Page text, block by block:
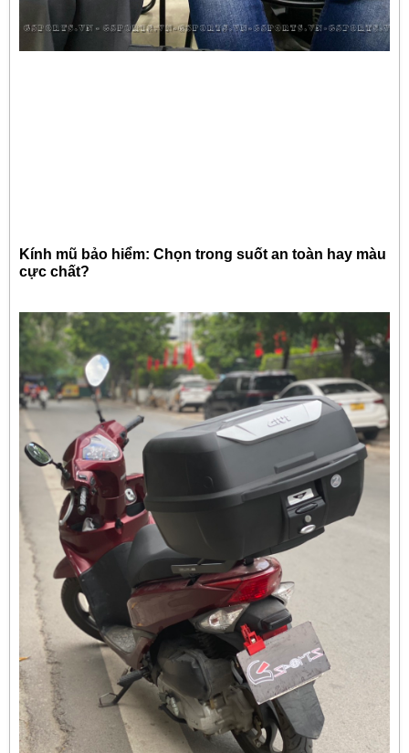
Kính mũ bảo hiểm: Chọn trong suốt an toàn hay màu
cực chất?